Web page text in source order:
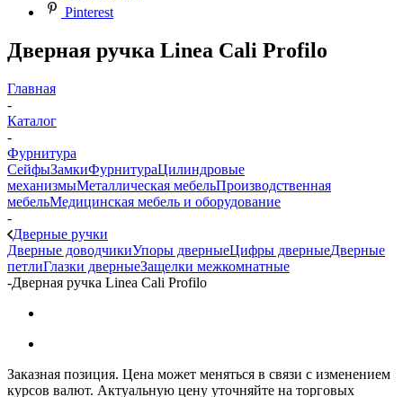
Pinterest
Дверная ручка Linea Cali Profilo
Главная
-
Каталог
-
Фурнитура
СейфыЗамкиФурнитураЦилиндровые
механизмыМеталлическая мебельПроизводственная
мебельМедицинская мебель и оборудование
-
Дверные ручки
Дверные доводчикиУпоры дверныеЦифры дверныеДверные
петлиГлазки дверныеЗащелки межкомнатные
-Дверная ручка Linea Cali Profilo
Заказная позиция. Цена может меняться в связи с изменением
курсов валют. Актуальную цену уточняйте на торговых